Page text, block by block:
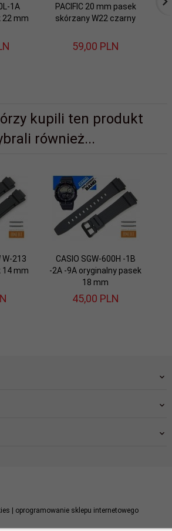
1A
22 mm
PACIFIC 20 mm pasek
skórzany W22 czarny
59,00 PLN
kupili ten produkt
również...
W-213
14 mm
CASIO SGW-600H -1B
-2A -9A oryginalny pasek
18 mm
45,00 PLN
| oprogramowanie sklepu internetowego